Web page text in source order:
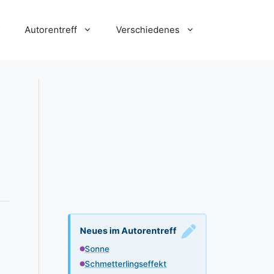
Autorentreff Verschiedenes
Neues im Autorentreff
Sonne
Schmetterlingseffekt